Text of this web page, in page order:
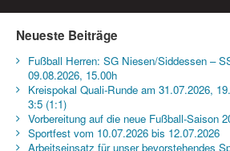
Neueste Beiträge
Fußball Herren: SG Niesen/Siddessen –
09.08.2026, 15.00h
Kreispokal Quali-Runde am 31.07.2026,
3:5 (1:1)
Vorbereitung auf die neue Fußball-Saison
Sportfest vom 10.07.2026 bis 12.07.2026
Arbeitseinsatz für unser bevorstehendes